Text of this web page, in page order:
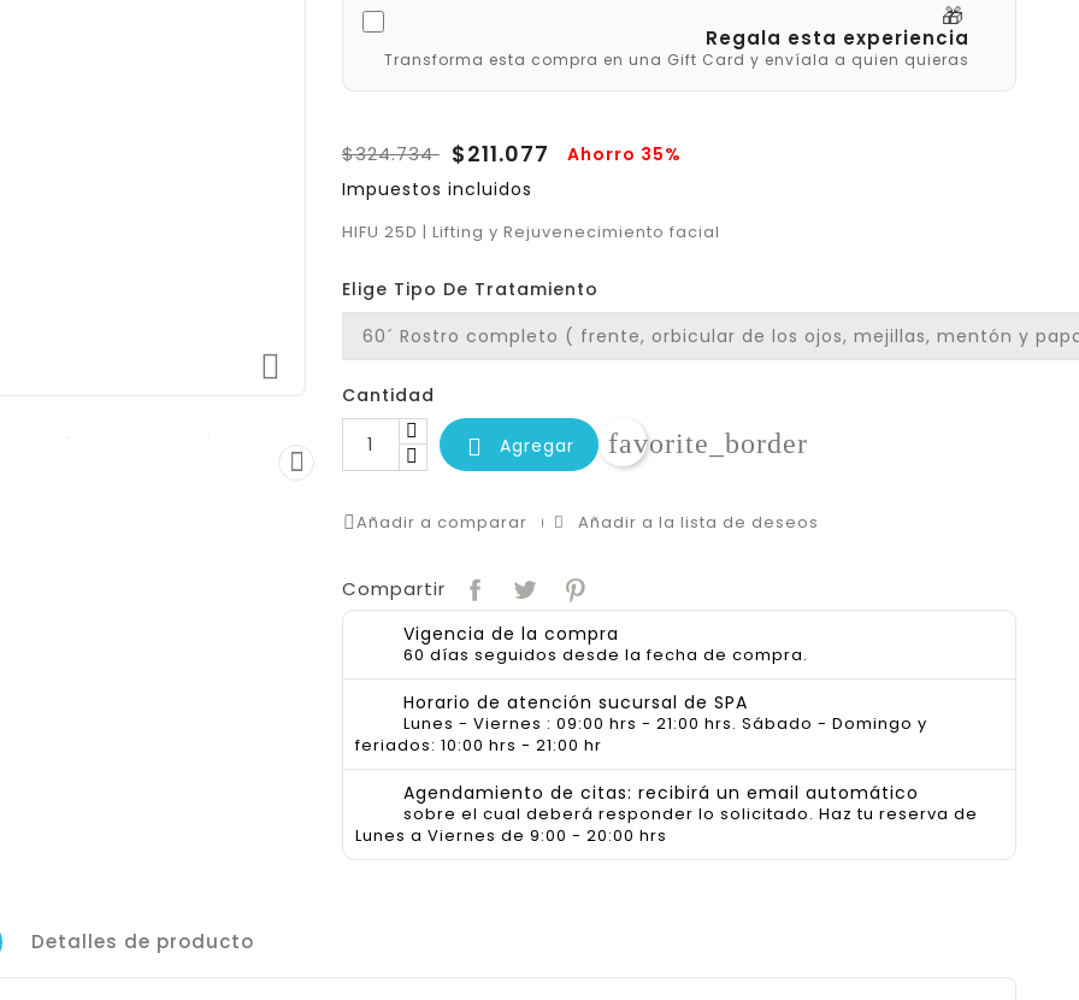


🎁
Regala esta experiencia
Transforma esta compra en una Gift Card y envíala a quien quieras
$324.734 $211.077
Ahorro 35%
Impuestos incluidos
HIFU 25D | Lifting y Rejuvenecimiento facial
Elige Tipo De Tratamiento
Cantidad
 Agregar favorite_border
Añadir a comparar Añadir a la lista de deseos
Compartir
Vigencia de la compra
60 días seguidos desde la fecha de compra.
Horario de atención sucursal de SPA
Lunes - Viernes : 09:00 hrs - 21:00 hrs. Sábado - Domingo y
feriados: 10:00 hrs - 21:00 hr
Agendamiento de citas: recibirá un email automático
sobre el cual deberá responder lo solicitado. Haz tu reserva de
Lunes a Viernes de 9:00 - 20:00 hrs
Detalles de producto